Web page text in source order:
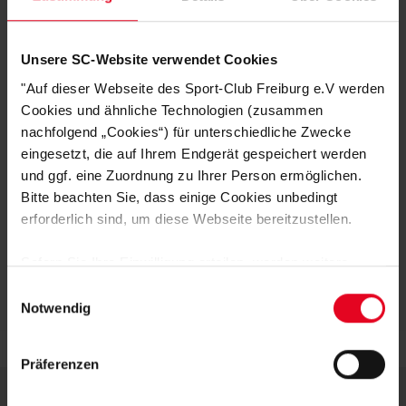
Unsere SC-Website verwendet Cookies
"Auf dieser Webseite des Sport-Club Freiburg e.V werden
Cookies und ähnliche Technologien (zusammen
nachfolgend „Cookies“) für unterschiedliche Zwecke
eingesetzt, die auf Ihrem Endgerät gespeichert werden
und ggf. eine Zuordnung zu Ihrer Person ermöglichen.
Bitte beachten Sie, dass einige Cookies unbedingt
erforderlich sind, um diese Webseite bereitzustellen.
Sofern Sie Ihre Einwilligung erteilen, werden weitere
Daten von Ihnen (z.B. persönlichen Identifikatoren oder
IP-Adressen) verarbeitet werden. Durch Klicken auf den
Speicherung aller aufgeführten Cookies und der
Notwendig
Präferenzen
Passform:Bequemer Schnitt mit verstellbaren Ärmelabschlüssen
Diese Steppjacke vereint Funktionalität und Fanliebe – ein absolutes Must-
have für jeden SC Freiburg-Anhänger, der auch bei kühleren Temperaturen
Flagge zeigen möchte!
HERSTELLERANGABEN
KUNDENBEWERTUNGEN (18)